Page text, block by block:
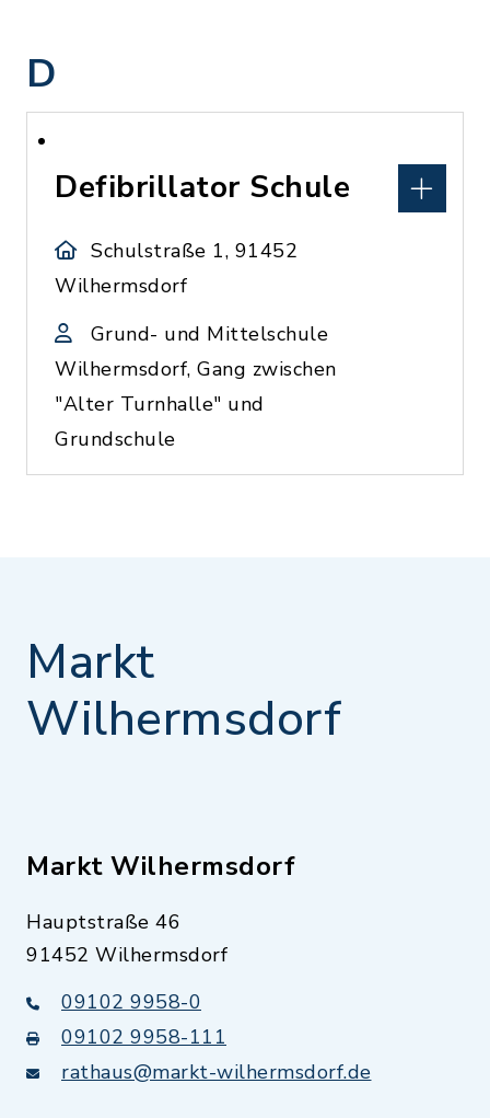
D
Defibrillator Schule
Schulstraße 1, 91452
Wilhermsdorf
Grund- und Mittelschule
Wilhermsdorf, Gang zwischen
"Alter Turnhalle" und
Grundschule
Markt
Wilhermsdorf
Markt Wilhermsdorf
Hauptstraße 46
91452 Wilhermsdorf
09102 9958-0
09102 9958-111
rathaus@markt-wilhermsdorf.de